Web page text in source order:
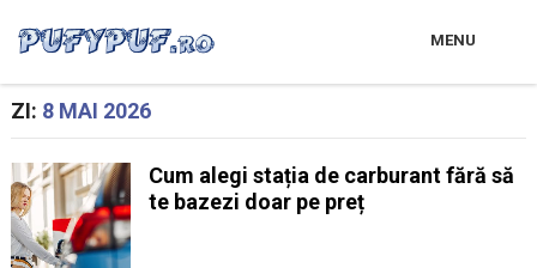
MENU
ZI: 8 MAI 2026
Cum alegi stația de carburant fără să
te bazezi doar pe preț